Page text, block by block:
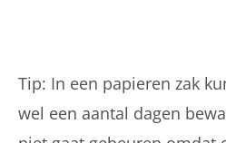
Tip: In een papieren zak
wel een aantal dagen